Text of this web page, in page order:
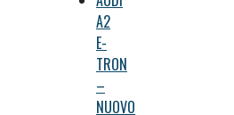
A2
E-
TRON
–
NUOVO